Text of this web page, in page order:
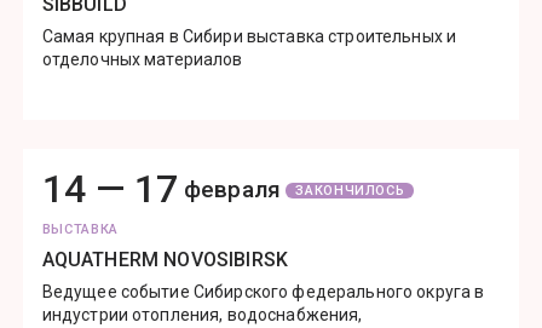
Самая крупная в Сибири выставка строительных и
отделочных материалов
14 — 17 февраля ЗАКОНЧИЛОСЬ
ВЫСТАВКА
AQUATHERM NOVOSIBIRSK
Ведущее событие Сибирского федерального округа в
индустрии отопления, водоснабжения,